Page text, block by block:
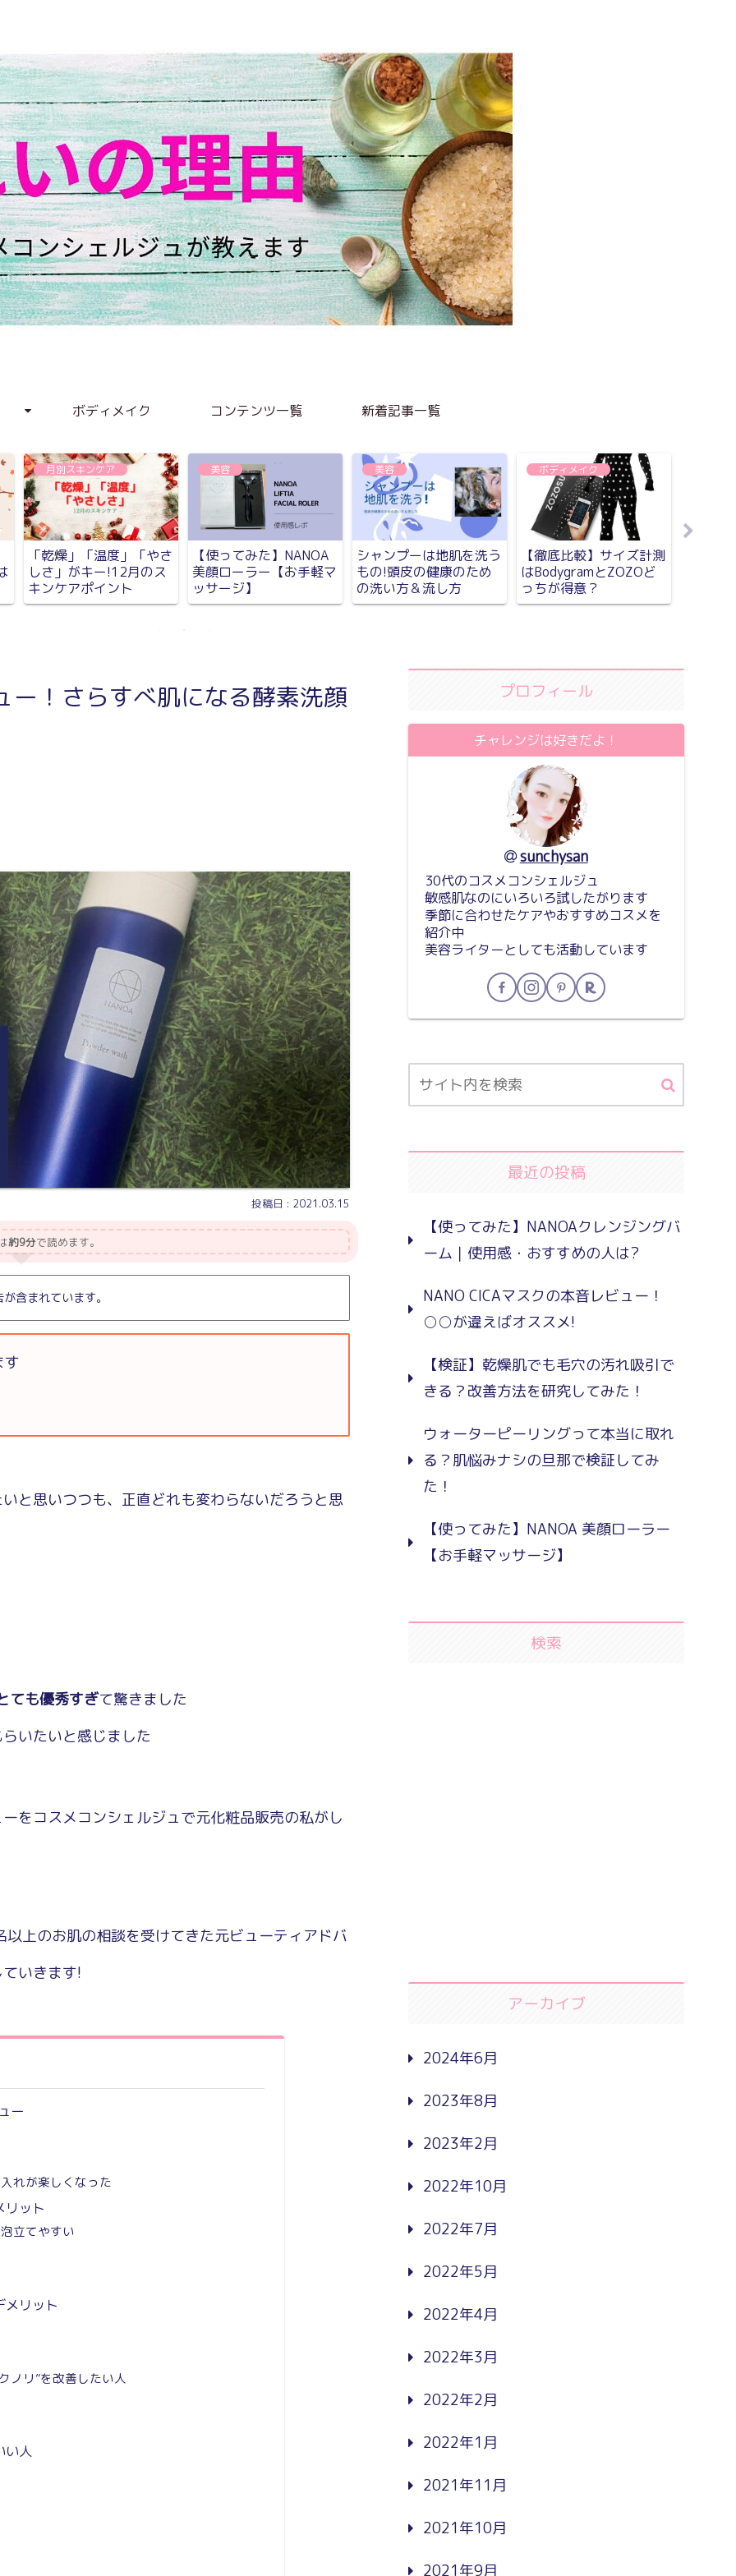
ボディメイク コンテンツ一覧 新着記事一覧
月別スキンケア
「乾燥」「温度」「やさ
しさ」がキー!12月のス
キンケアポイント
美容
【使ってみた】NANOA
美顔ローラー【お手軽マ
ッサージ】
美容
シャンプーは地肌を洗う
もの!頭皮の健康のため
の洗い方＆流し方
ボディメイク
【徹底比較】サイズ計測
はBodygramとZOZOど
っちが得意？
ー！さらすべ肌になる酵素洗顔
2021.03.15
約9分で読めます。
含まれています。
す
と思いつつも、正直どれも変わらないだろうと思
ても優秀すぎて驚きました
いたいと感じました
をコスメコンシェルジュで元化粧品販売の私がし
上のお肌の相談を受けてきた元ビューティアドバ
いきます!
ー
れが楽しくなった
リット
立てやすい
メリット
ノリ”を改善したい人
い人
プロフィール
チャレンジは好きだよ！
sunchysan
30代のコスメコンシェルジュ
敏感肌なのにいろいろ試したがります
季節に合わせたケアやおすすめコスメを
紹介中
美容ライターとしても活動しています
最近の投稿
【使ってみた】NANOAクレンジングバ
ーム｜使用感・おすすめの人は?
NANO CICAマスクの本音レビュー！
○○が違えばオススメ!
【検証】乾燥肌でも毛穴の汚れ吸引で
きる？改善方法を研究してみた！
ウォーターピーリングって本当に取れ
る？肌悩みナシの旦那で検証してみ
た！
【使ってみた】NANOA 美顔ローラー
【お手軽マッサージ】
検索
アーカイブ
2024年6月
2023年8月
2023年2月
2022年10月
2022年7月
2022年5月
2022年4月
2022年3月
2022年2月
2022年1月
2021年11月
2021年10月
2021年9月